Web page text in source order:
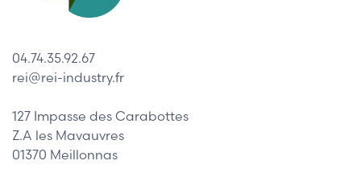
04.74.35.92.67
rei@rei-industry.fr
127 Impasse des Carabottes
Z.A les Mavauvres
01370 Meillonnas